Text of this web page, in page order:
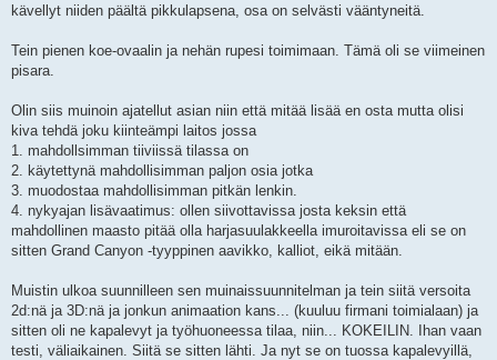
kävellyt niiden päältä pikkulapsena, osa on selvästi vääntyneitä.
Tein pienen koe-ovaalin ja nehän rupesi toimimaan. Tämä oli se viimeinen
pisara.
Olin siis muinoin ajatellut asian niin että mitää lisää en osta mutta olisi
kiva tehdä joku kiinteämpi laitos jossa
1. mahdollsimman tiiviissä tilassa on
2. käytettynä mahdollisimman paljon osia jotka
3. muodostaa mahdollisimman pitkän lenkin.
4. nykyajan lisävaatimus: ollen siivottavissa josta keksin että
mahdollinen maasto pitää olla harjasuulakkeella imuroitavissa eli se on
sitten Grand Canyon -tyyppinen aavikko, kalliot, eikä mitään.
Muistin ulkoa suunnilleen sen muinaissuunnitelman ja tein siitä versoita
2d:nä ja 3D:nä ja jonkun animaation kans... (kuuluu firmani toimialaan) ja
sitten oli ne kapalevyt ja työhuoneessa tilaa, niin... KOKEILIN. Ihan vaan
testi, väliaikainen. Siitä se sitten lähti. Ja nyt se on tuossa kapalevyillä,